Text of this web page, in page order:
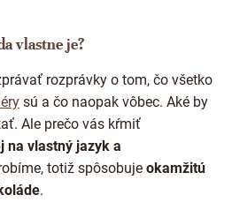
vlastne je?
rozprávky o tom, čo všetko
sú a čo naopak vôbec. Aké by
Ale prečo vás kŕmiť
na vlastný jazyk a
totiž spôsobuje okamžitú
.